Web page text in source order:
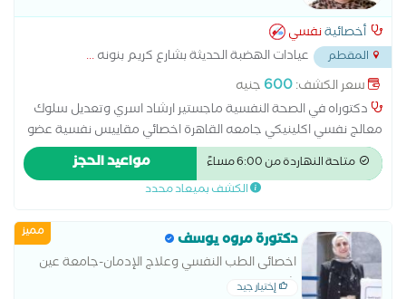
أخصائيةنفسي
المقطم عيادات الهضبة الحديثة بشارع كريم بنونه...
سعر الكشف:600 جنيه
دكتوراه في الصحة النفسية ماجستير ارشاد اسري وتعديل سلوك
معالج نفسي اكلينيكي جامعه القاهرة اخصائي مقاييس نفسية عضو
بالصحة النفسية المصرية عضو باتحاد المعالجين العرب نائب رئيس
قسم الصحة النفسية بجريدة الخرم المصري نيوز
متاحة النهاردة من 6:00 مساءً مواعيد الحجز
الكشف بميعاد محدد
مميز دكتورة مروه يوسف
اخصائى الطب النفسي وعلاج الإدمان-جامعة عين
شمسإختيار جيد